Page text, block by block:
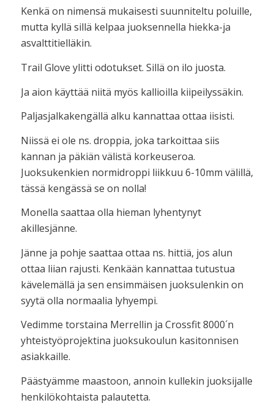
Kenkä on nimensä mukaisesti suunniteltu poluille,
mutta kyllä sillä kelpaa juoksennella hiekka-ja
asvalttitielläkin.
Trail Glove ylitti odotukset. Sillä on ilo juosta.
Ja aion käyttää niitä myös kallioilla kiipeilyssäkin.
Paljasjalkakengällä alku kannattaa ottaa iisisti.
Niissä ei ole ns. droppia, joka tarkoittaa siis
kannan ja päkiän välistä korkeuseroa.
Juoksukenkien normidroppi liikkuu 6-10mm välillä,
tässä kengässä se on nolla!
Monella saattaa olla hieman lyhentynyt
akillesjänne.
Jänne ja pohje saattaa ottaa ns. hittiä, jos alun
ottaa liian rajusti. Kenkään kannattaa tutustua
kävelemällä ja sen ensimmäisen juoksulenkin on
syytä olla normaalia lyhyempi.
Vedimme torstaina Merrellin ja Crossfit 8000´n
yhteistyöprojektina juoksukoulun kasitonnisen
asiakkaille.
Päästyämme maastoon, annoin kullekin juoksijalle
henkilökohtaista palautetta.